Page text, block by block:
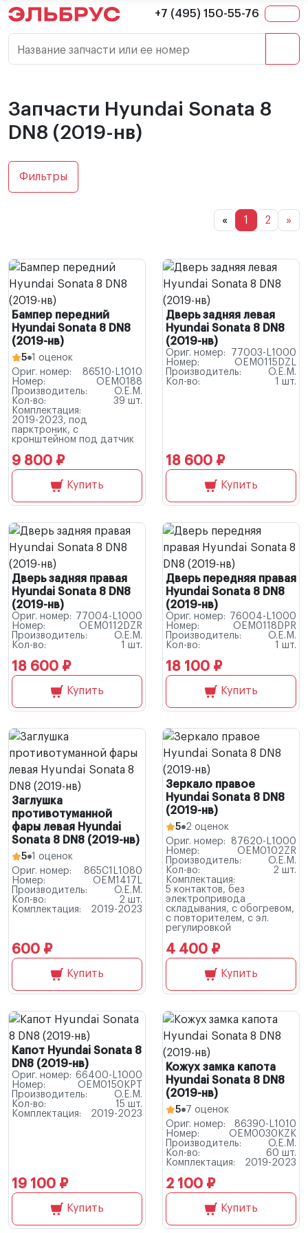
+7 (495) 150-55-76
Название запчасти или ее номер
Запчасти Hyundai Sonata 8
DN8 (2019-нв)
Фильтры
« 1 2 »
Бампер передний
Hyundai Sonata 8 DN8
(2019-нв)
5 1 оценок
Ориг. номер:
86510-L1010
Номер:
OEM0188
Производитель:
O.E.M.
Кол-во:
39 шт.
Комплектация:
2019-2023, под
парктроник, с
кронштейном под датчик
9 800 ₽
Купить
Дверь задняя левая
Hyundai Sonata 8 DN8
(2019-нв)
Ориг. номер:
77003-L1000
Номер:
OEM0115DZL
Производитель:
O.E.M.
Кол-во:
1 шт.
18 600 ₽
Купить
Дверь задняя правая
Hyundai Sonata 8 DN8
(2019-нв)
Ориг. номер:
77004-L1000
Номер:
OEM0112DZR
Производитель:
O.E.M.
Кол-во:
1 шт.
18 600 ₽
Купить
Дверь передняя правая
Hyundai Sonata 8 DN8
(2019-нв)
Ориг. номер:
76004-L1000
Номер:
OEM0118DPR
Производитель:
O.E.M.
Кол-во:
1 шт.
18 100 ₽
Купить
Заглушка
противотуманной
фары левая Hyundai
Sonata 8 DN8 (2019-нв)
5 1 оценок
Ориг. номер:
865C1L1080
Номер:
OEM1417L
Производитель:
O.E.M.
Кол-во:
2 шт.
Комплектация:
2019-2023
600 ₽
Купить
Зеркало правое
Hyundai Sonata 8 DN8
(2019-нв)
5 2 оценок
Ориг. номер:
87620-L1000
Номер:
OEM0102ZR
Производитель:
O.E.M.
Кол-во:
2 шт.
Комплектация:
5 контактов, без
электропривода
складывания, с обогревом,
с повторителем, с эл.
регулировкой
4 400 ₽
Купить
Капот Hyundai Sonata 8
DN8 (2019-нв)
Ориг. номер: 66400-L1000
Номер:
OEM0150KPT
Производитель:
O.E.M.
Кол-во:
15 шт.
Комплектация:
2019-2023
19 100 ₽
Купить
Кожух замка капота
Hyundai Sonata 8 DN8
(2019-нв)
5
7 оценок
Ориг. номер:
86390-L1010
Номер:
OEM0030KZK
Производитель:
O.E.M.
Кол-во:
60 шт.
Комплектация:
2019-2023
2 100 ₽
Купить